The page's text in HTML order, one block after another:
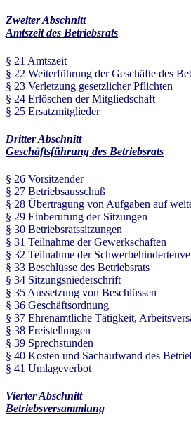
Zweiter Abschnitt
Amtszeit des Betriebsrats
§ 21 Amtszeit
§ 22 Weiterführung der Geschäfte des
§ 23 Verletzung gesetzlicher Pflichten
§ 24 Erlöschen der Mitgliedschaft
§ 25 Ersatzmitglieder
Dritter Abschnitt
Geschäftsführung des Betriebsrats
§ 26 Vorsitzender
§ 27 Betriebsausschuß
§ 28 Übertragung von Aufgaben auf
§ 29 Einberufung der Sitzungen
§ 30 Betriebsratssitzungen
§ 31 Teilnahme der Gewerkschaften
§ 32 Teilnahme der
§ 33 Beschlüsse des Betriebsrats
§ 34 Sitzungsniederschrift
§ 35 Aussetzung von Beschlüssen
§ 36 Geschäftsordnung
§ 37 Ehrenamtliche Tätigkeit,
§ 38 Freistellungen
§ 39 Sprechstunden
§ 40 Kosten und Sachaufwand des
§ 41 Umlageverbot
Vierter Abschnitt
Betriebsversammlung